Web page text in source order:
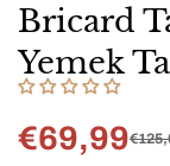
Bricard
Yemek
Satış
€69,99
Normal